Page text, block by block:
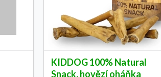
KIDDOG 100% Natural
Snack, hovězí oháňka